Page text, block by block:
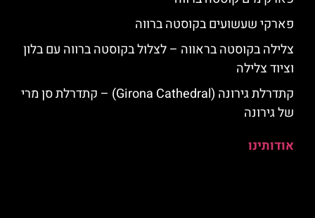
פארקי שעשועים בקוסטה ברווה
צלילה בקוסטה בראווה – לצלול בקוסטה ברווה עם בלון
וציוד צלילה
קתדרלת גירונה (Girona Cathedral) – קתדרלת סן מרי
של גירונה
אודותינו